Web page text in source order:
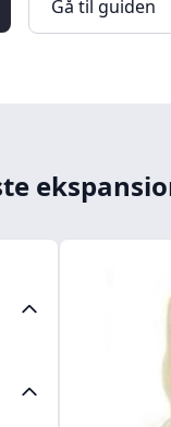
Gå til guiden